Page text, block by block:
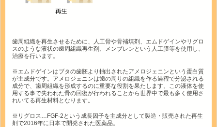
歯周組織を再生させるために、人工骨や骨補填剤、エムドゲインやリグロ
スのような液状の歯周組織再生剤、メンブレンという人工膜等を使用し、
治療を行います。
※エムドゲインはブタの歯胚より抽出されたアメロジェニンという蛋白質
が主成分です。アメロジェニンは歯の周りの組織を作る過程で分泌される
成分で、歯周組織を形成するのに重要な役割を果たします。この液体を使
用する事で失われた骨の回復が行われることから世界中で最も多く使用さ
れいてる再生材料となります。
※リグロス…FGF-2という成長因子を主成分として製造・販売された再生
剤で2016年に日本で開発された医薬品。